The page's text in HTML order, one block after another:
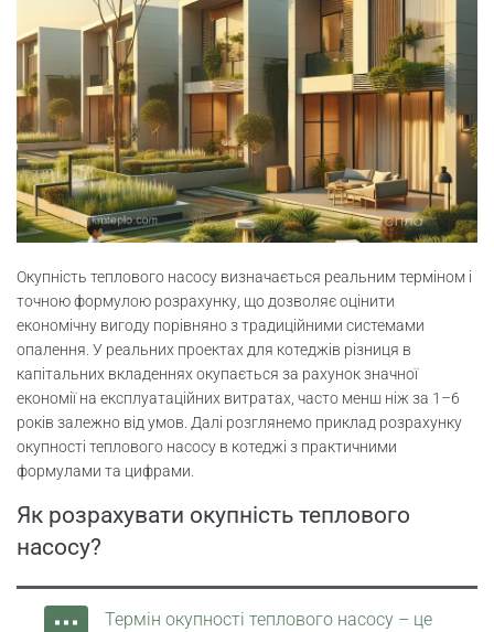
Окупність теплового насосу визначається реальним терміном і
точною формулою розрахунку, що дозволяє оцінити
економічну вигоду порівняно з традиційними системами
опалення. У реальних проектах для котеджів різниця в
капітальних вкладеннях окупається за рахунок значної
економії на експлуатаційних витратах, часто менш ніж за 1–6
років залежно від умов. Далі розглянемо приклад розрахунку
окупності теплового насосу в котеджі з практичними
формулами та цифрами.
Як розрахувати окупність теплового
насосу?
Термін окупності теплового насосу – це